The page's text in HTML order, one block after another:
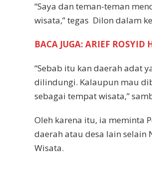
t
o
D
s
W
i
a
a
“Saya dan teman-teman
wisata,” tegas Dilon dalam
BACA JUGA: ARIEF
“Sebab itu kan daerah adat
dilindungi. Kalaupun mau
sebagai tempat wisata,”
Oleh karena itu, ia meminta
daerah atau desa lain selain
Wisata.